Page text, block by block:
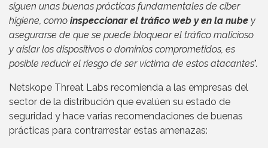
siguen unas buenas prácticas fundamentales de ciber
higiene, como inspeccionar el tráfico web y en la nube y
asegurarse de que se puede bloquear el tráfico malicioso
y aislar los dispositivos o dominios comprometidos, es
posible reducir el riesgo de ser víctima de estos atacantes".
Netskope Threat Labs recomienda a las empresas del
sector de la distribución que evalúen su estado de
seguridad y hace varias recomendaciones de buenas
prácticas para contrarrestar estas amenazas: